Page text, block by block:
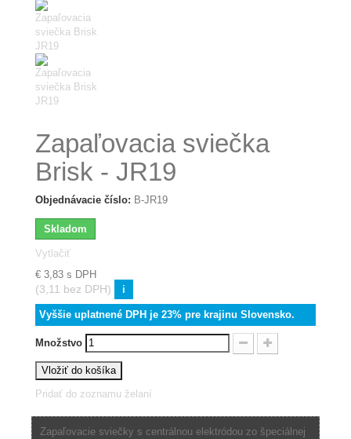
Zapaľovacia sviečka
Brisk - JR19
Objednávacie číslo: B-JR19
Skladom
Vytlačiť
€ 3,83 s DPH
(3,11 bez DPH) i
Vyššie uplatnené DPH je 23% pre krajinu Slovensko.
Množstvo
Vložiť do košíka
Pridať do zoznamu želaní
Zapaľovacie sviečky s centrálnou elektródou zo špeciálnej